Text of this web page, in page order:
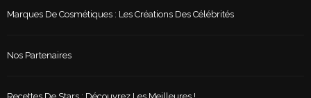
Marques De Cosmétiques : Les Créations Des Célébrités
Nos Partenaires